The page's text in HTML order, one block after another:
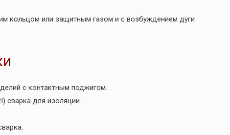
кольцом или защитным газом и с возбуждением дуги
с контактным поджигом.
сварка для изоляции.